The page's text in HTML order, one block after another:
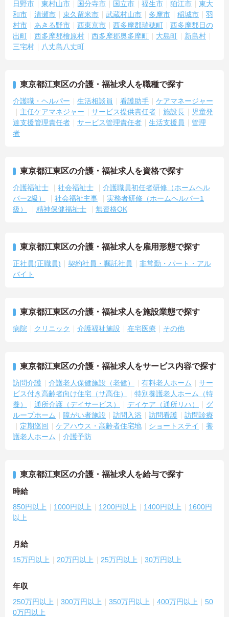
日野市 東村山市 国分寺市 国立市 福生市 狛江市
東大
和市
清瀬市 東久留米市 武蔵村山市 多摩市 稲城市
羽
村市
あきる野市 西東京市 西多摩郡瑞穂町
西多摩郡日の
出町
西多摩郡檜原村 西多摩郡奥多摩町 大島町
新島村
三宅村
八丈島八丈町
東京都江東区の介護・福祉求人を職種で探す
介護職・ヘルパー 生活相談員 看護助手
ケアマネージャー
主任ケアマネジャー
サービス提供責任者 施設長
児童発
達支援管理責任者
サービス管理責任者 生活支援員
管理
者
東京都江東区の介護・福祉求人を資格で探す
介護福祉士 社会福祉士
介護職員初任者研修（ホームヘル
パー2級）
社会福祉主事
実務者研修（ホームヘルパー1
級）
精神保健福祉士 無資格OK
東京都江東区の介護・福祉求人を雇用形態で探す
正社員(正職員) 契約社員・嘱託社員
非常勤・パート・アル
バイト
東京都江東区の介護・福祉求人を施設業態で探す
病院 クリニック 介護福祉施設 在宅医療 その他
東京都江東区の介護・福祉求人をサービス内容で探す
訪問介護 介護老人保健施設（老健） 有料老人ホーム
サー
ビス付き高齢者向け住宅（サ高住）
特別養護老人ホーム（特
養）
通所介護（デイサービス） デイケア（通所リハ）
グ
ループホーム
障がい者施設 訪問入浴 訪問看護
訪問診療
定期巡回
ケアハウス・高齢者住宅地 ショートステイ
養
護老人ホーム
介護予防
東京都江東区の介護・福祉求人を給与で探す
時給
850円以上 1000円以上 1200円以上 1400円以上
1600円
以上
月給
15万円以上 20万円以上 25万円以上 30万円以上
年収
250万円以上 300万円以上 350万円以上 400万円以上
50
0万円以上